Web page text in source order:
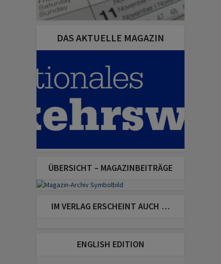
DAS AKTUELLE MAGAZIN
ÜBERSICHT – MAGAZINBEITRÄGE
IM VERLAG ERSCHEINT AUCH …
ENGLISH EDITION